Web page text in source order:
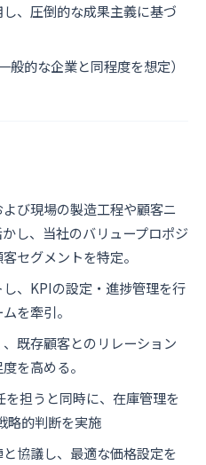
、圧倒的な成果主義に基づ
的な企業と同程度を想定）
び現場の製造工程や顧客ニ
し、当社のバリュープロポジ
セグメントを特定。
、KPIの設定・進捗管理を行
を牽引。
既存顧客とのリレーション
を高める。
担うと同時に、在庫管理を
略的判断を実施
協議し、最適な価格設定を